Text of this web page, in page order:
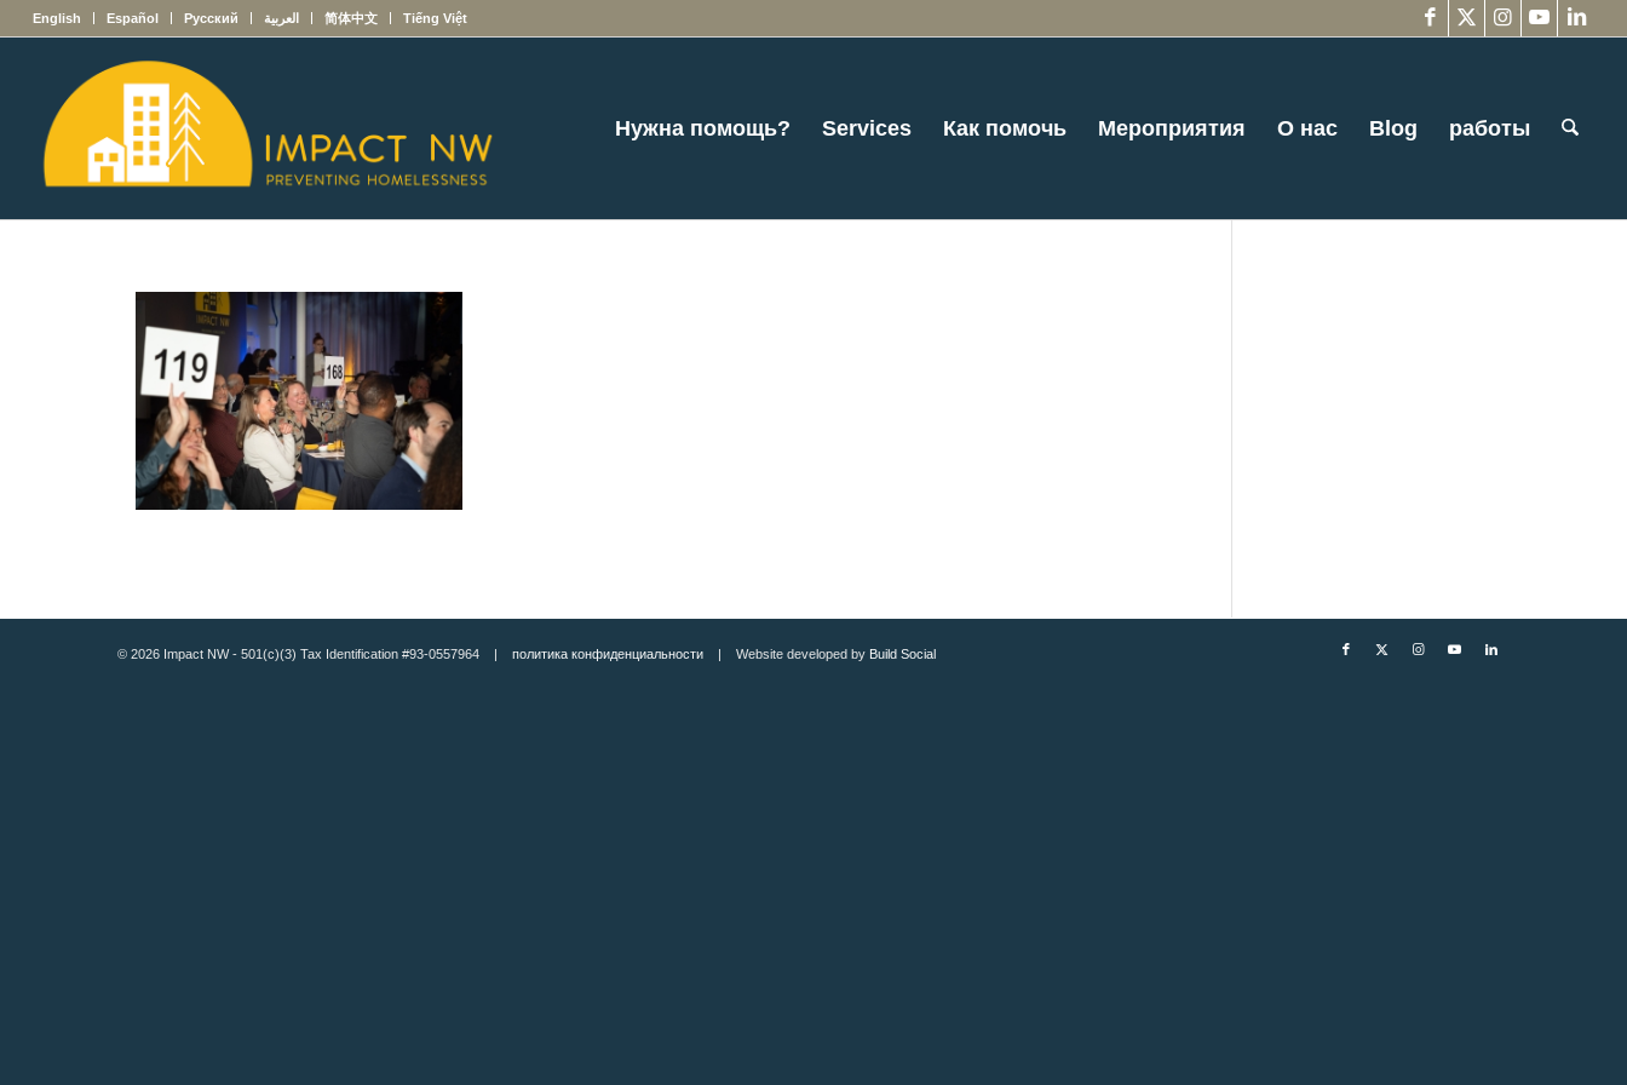
English Español Русский العربية 简体中文 Tiếng Việt
Нужна помощь? Services Как помочь Мероприятия О нас Blog работы
© 2026 Impact NW - 501(c)(3) Tax Identification #93-0557964 |политика конфиденциальности | Website developed by Build Social